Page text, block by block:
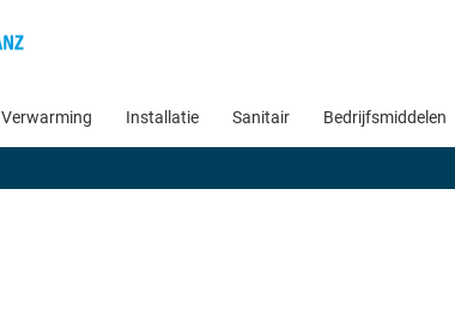
Verwarming Installatie Sanitair Bedrijfsmiddelen